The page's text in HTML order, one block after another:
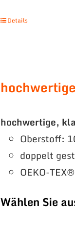
Details
hochwertige,
Oberstoff:
doppelt
OEKO-
Wählen Sie